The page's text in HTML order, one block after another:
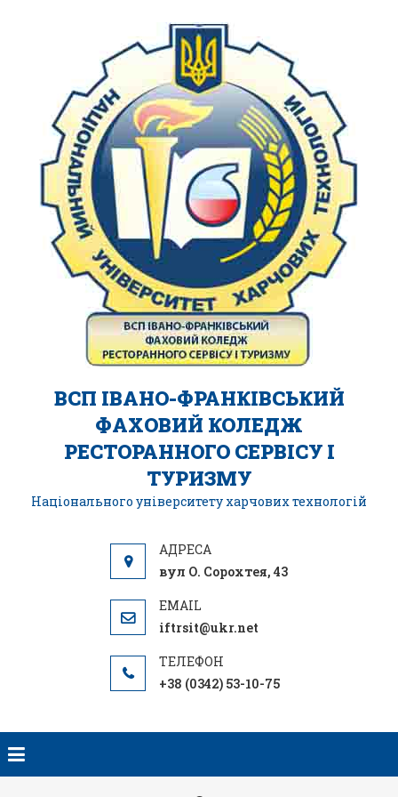
ВСП ІВАНО-ФРАНКІВСЬКИЙ
ФАХОВИЙ КОЛЕДЖ
РЕСТОРАННОГО СЕРВІСУ І
ТУРИЗМУ
Національного університету харчових технологій
вул О. Сорохтея, 43
iftrsit@ukr.net
+38 (0342) 53-10-75